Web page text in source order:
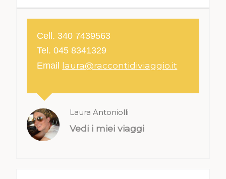
Cell. 340 7439563
Tel. 045 8341329
Email laura@raccontidiviaggio.it
Laura Antoniolli
Vedi i miei viaggi